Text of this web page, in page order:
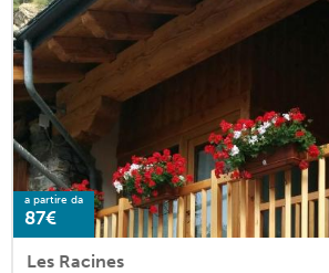
a partire da
87€
Les Racines